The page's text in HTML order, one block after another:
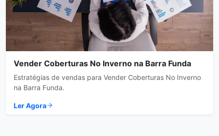
Vender Coberturas No Inverno na Barra Funda
Estratégias de vendas para Vender Coberturas No Inverno
na Barra Funda.
Ler Agora